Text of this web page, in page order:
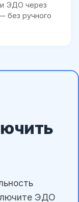
ЭДО через
без ручного
ЭДО